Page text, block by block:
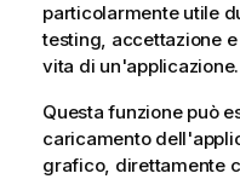
particolarmente utile
testing, accettazione
vita di un'applicazione.
Questa funzione può
caricamento
grafico, direttamente